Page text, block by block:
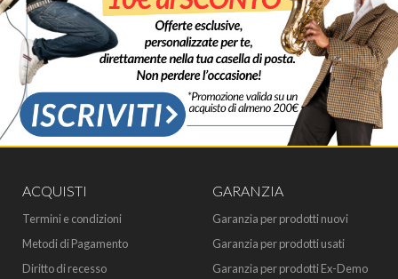
ACQUISTI
Termini e condizioni
Metodi di Pagamento
Diritto di recesso
GARANZIA
Garanzia per prodotti nuovi
Garanzia per prodotti usati
Garanzia per prodotti Ex-Demo